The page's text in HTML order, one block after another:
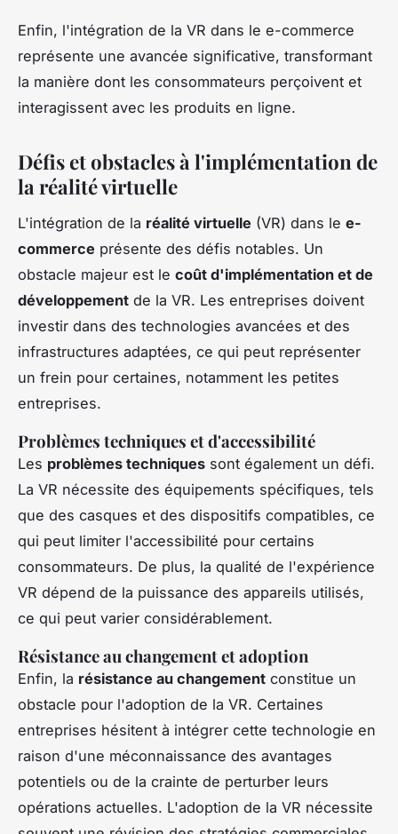
Enfin, l'intégration de la VR dans le e-commerce
représente une avancée significative, transformant
la manière dont les consommateurs perçoivent et
interagissent avec les produits en ligne.
Défis et obstacles à l'implémentation de
la réalité virtuelle
L'intégration de la réalité virtuelle (VR) dans le e-
commerce présente des défis notables. Un
obstacle majeur est le coût d'implémentation et de
développement de la VR. Les entreprises doivent
investir dans des technologies avancées et des
infrastructures adaptées, ce qui peut représenter
un frein pour certaines, notamment les petites
entreprises.
Problèmes techniques et d'accessibilité
Les problèmes techniques sont également un défi.
La VR nécessite des équipements spécifiques, tels
que des casques et des dispositifs compatibles, ce
qui peut limiter l'accessibilité pour certains
consommateurs. De plus, la qualité de l'expérience
VR dépend de la puissance des appareils utilisés,
ce qui peut varier considérablement.
Résistance au changement et adoption
Enfin, la résistance au changement constitue un
obstacle pour l'adoption de la VR. Certaines
entreprises hésitent à intégrer cette technologie en
raison d'une méconnaissance des avantages
potentiels ou de la crainte de perturber leurs
opérations actuelles. L'adoption de la VR nécessite